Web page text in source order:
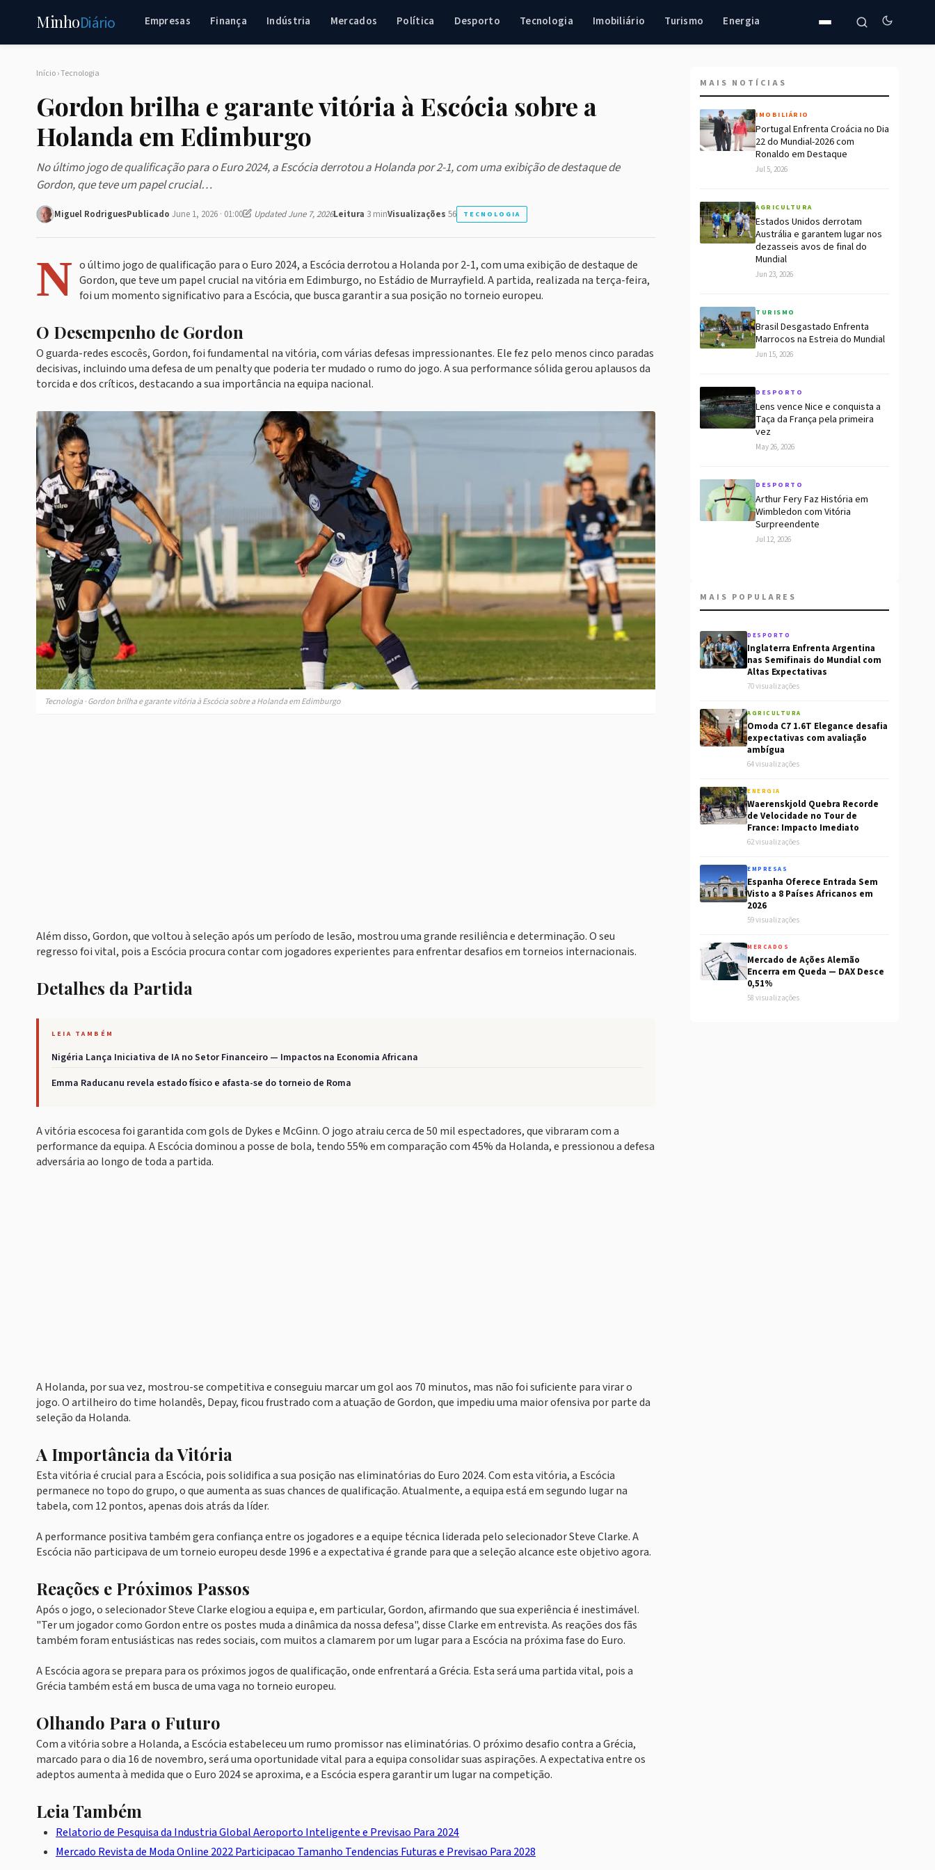
MinhoDiário Empresas Finança Indústria Mercados Política Desporto Tecnologia Imobiliário Turismo Energia
Início›Tecnologia
Gordon brilha e garante vitória à Escócia sobre a
Holanda em Edimburgo
No último jogo de qualificação para o Euro 2024, a Escócia derrotou a Holanda por 2-1, com uma exibição de destaque de
Gordon, que teve um papel crucial…
Miguel RodriguesPublicado June 1, 2026 · 01:00 Updated June 7, 2026Leitura 3 minVisualizações 56 TECNOLOGIA
N o último jogo de qualificação para o Euro 2024, a Escócia derrotou a Holanda por 2-1, com uma exibição de destaque de
Gordon, que teve um papel crucial na vitória em Edimburgo, no Estádio de Murrayfield. A partida, realizada na terça-feira,
foi um momento significativo para a Escócia, que busca garantir a sua posição no torneio europeu.
O Desempenho de Gordon
O guarda-redes escocês, Gordon, foi fundamental na vitória, com várias defesas impressionantes. Ele fez pelo menos cinco paradas
decisivas, incluindo uma defesa de um penalty que poderia ter mudado o rumo do jogo. A sua performance sólida gerou aplausos da
torcida e dos críticos, destacando a sua importância na equipa nacional.
Tecnologia · Gordon brilha e garante vitória à Escócia sobre a Holanda em Edimburgo
Além disso, Gordon, que voltou à seleção após um período de lesão, mostrou uma grande resiliência e determinação. O seu
regresso foi vital, pois a Escócia procura contar com jogadores experientes para enfrentar desafios em torneios internacionais.
Detalhes da Partida
LEIA TAMBÉM
Nigéria Lança Iniciativa de IA no Setor Financeiro — Impactos na Economia Africana
Emma Raducanu revela estado físico e afasta-se do torneio de Roma
A vitória escocesa foi garantida com gols de Dykes e McGinn. O jogo atraiu cerca de 50 mil espectadores, que vibraram com a
performance da equipa. A Escócia dominou a posse de bola, tendo 55% em comparação com 45% da Holanda, e pressionou a defesa
adversária ao longo de toda a partida.
A Holanda, por sua vez, mostrou-se competitiva e conseguiu marcar um gol aos 70 minutos, mas não foi suficiente para virar o
jogo. O artilheiro do time holandês, Depay, ficou frustrado com a atuação de Gordon, que impediu uma maior ofensiva por parte da
seleção da Holanda.
A Importância da Vitória
Esta vitória é crucial para a Escócia, pois solidifica a sua posição nas eliminatórias do Euro 2024. Com esta vitória, a Escócia
permanece no topo do grupo, o que aumenta as suas chances de qualificação. Atualmente, a equipa está em segundo lugar na
tabela, com 12 pontos, apenas dois atrás da líder.
A performance positiva também gera confiança entre os jogadores e a equipe técnica liderada pelo selecionador Steve Clarke. A
Escócia não participava de um torneio europeu desde 1996 e a expectativa é grande para que a seleção alcance este objetivo agora.
Reações e Próximos Passos
Após o jogo, o selecionador Steve Clarke elogiou a equipa e, em particular, Gordon, afirmando que sua experiência é inestimável.
"Ter um jogador como Gordon entre os postes muda a dinâmica da nossa defesa", disse Clarke em entrevista. As reações dos fãs
também foram entusiásticas nas redes sociais, com muitos a clamarem por um lugar para a Escócia na próxima fase do Euro.
A Escócia agora se prepara para os próximos jogos de qualificação, onde enfrentará a Grécia. Esta será uma partida vital, pois a
Grécia também está em busca de uma vaga no torneio europeu.
Olhando Para o Futuro
Com a vitória sobre a Holanda, a Escócia estabeleceu um rumo promissor nas eliminatórias. O próximo desafio contra a Grécia,
marcado para o dia 16 de novembro, será uma oportunidade vital para a equipa consolidar suas aspirações. A expectativa entre os
adeptos aumenta à medida que o Euro 2024 se aproxima, e a Escócia espera garantir um lugar na competição.
Leia Também
Relatorio de Pesquisa da Industria Global Aeroporto Inteligente e Previsao Para 2024
Mercado Revista de Moda Online 2022 Participacao Tamanho Tendencias Futuras e Previsao Para 2028
MAIS NOTÍCIAS
IMOBILIÁRIO
Portugal Enfrenta Croácia no Dia
22 do Mundial-2026 com
Ronaldo em Destaque
Jul 5, 2026
AGRICULTURA
Estados Unidos derrotam
Austrália e garantem lugar nos
dezasseis avos de final do
Mundial
Jun 23, 2026
TURISMO
Brasil Desgastado Enfrenta
Marrocos na Estreia do Mundial
Jun 15, 2026
DESPORTO
Lens vence Nice e conquista a
Taça da França pela primeira
vez
May 26, 2026
DESPORTO
Arthur Fery Faz História em
Wimbledon com Vitória
Surpreendente
Jul 12, 2026
MAIS POPULARES
DESPORTO
Inglaterra Enfrenta Argentina
nas Semifinais do Mundial com
Altas Expectativas
70 visualizações
AGRICULTURA
Omoda C7 1.6T Elegance desafia
expectativas com avaliação
ambígua
64 visualizações
ENERGIA
Waerenskjold Quebra Recorde
de Velocidade no Tour de
France: Impacto Imediato
62 visualizações
EMPRESAS
Espanha Oferece Entrada Sem
Visto a 8 Países Africanos em
2026
59 visualizações
MERCADOS
Mercado de Ações Alemão
Encerra em Queda — DAX Desce
0,51%
58 visualizações